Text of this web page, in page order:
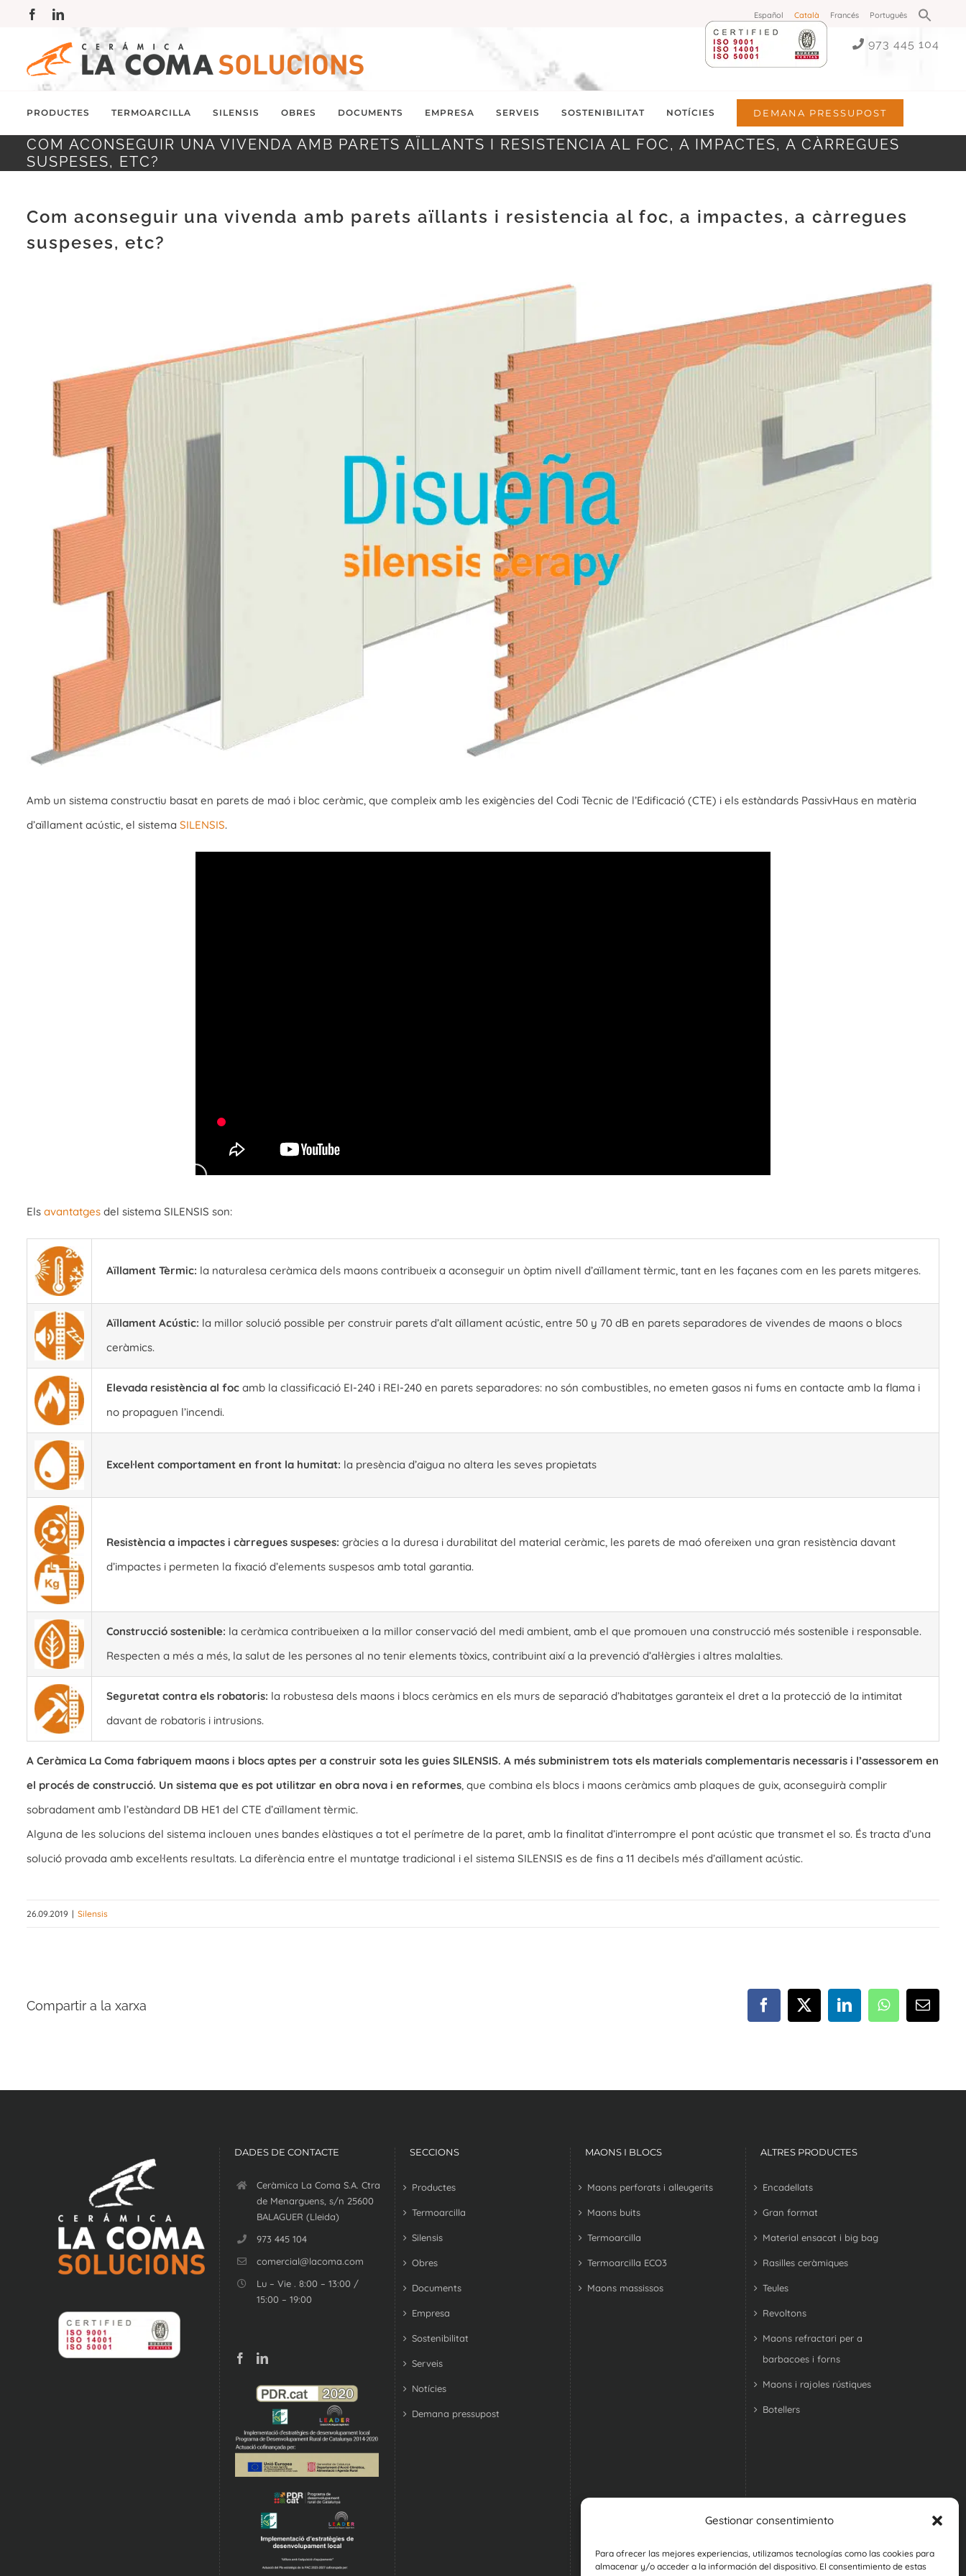
Gestionar consentimiento
Para ofrecer las mejores experiencias, utilizamos tecnologías como las cookies para
almacenar y/o acceder a la información del dispositivo. El consentimiento de estas
content
FacebookLinkedIn Español Català Francés Português
973 445 104
PRODUCTES TERMOARCILLA SILENSIS OBRES DOCUMENTS EMPRESA SERVEIS SOSTENIBILITAT NOTÍCIES DEMANA PRESSUPOST
COM ACONSEGUIR UNA VIVENDA AMB PARETS AÏLLANTS I RESISTENCIA AL FOC, A IMPACTES, A CÀRREGUES
SUSPESES, ETC?
Com aconseguir una vivenda amb parets aïllants i resistencia al foc, a impactes, a càrregues
suspeses, etc?
Amb un sistema constructiu basat en parets de maó i bloc ceràmic, que compleix amb les exigències del Codi Tècnic de l’Edificació (CTE) i els estàndards PassivHaus en matèria
d’aïllament acústic, el sistema SILENSIS.
Els avantatges del sistema SILENSIS son:
Aïllament Tèrmic: la naturalesa ceràmica dels maons contribueix a aconseguir un òptim nivell d’aïllament tèrmic, tant en les façanes com en les parets mitgeres.
Aïllament Acústic: la millor solució possible per construir parets d’alt aïllament acústic, entre 50 y 70 dB en parets separadores de vivendes de maons o blocs
ceràmics.
Elevada resistència al foc amb la classificació EI-240 i REI-240 en parets separadores: no són combustibles, no emeten gasos ni fums en contacte amb la flama i
no propaguen l’incendi.
Excel·lent comportament en front la humitat: la presència d’aigua no altera les seves propietats
Resistència a impactes i càrregues suspeses: gràcies a la duresa i durabilitat del material ceràmic, les parets de maó ofereixen una gran resistència davant
d’impactes i permeten la fixació d’elements suspesos amb total garantia.
Construcció sostenible: la ceràmica contribueixen a la millor conservació del medi ambient, amb el que promouen una construcció més sostenible i responsable.
Respecten a més a més, la salut de les persones al no tenir elements tòxics, contribuint així a la prevenció d’al·lèrgies i altres malalties.
Seguretat contra els robatoris: la robustesa dels maons i blocs ceràmics en els murs de separació d’habitatges garanteix el dret a la protecció de la intimitat
davant de robatoris i intrusions.
A Ceràmica La Coma fabriquem maons i blocs aptes per a construir sota les guies SILENSIS. A més subministrem tots els materials complementaris necessaris i l’assessorem en
el procés de construcció. Un sistema que es pot utilitzar en obra nova i en reformes, que combina els blocs i maons ceràmics amb plaques de guix, aconseguirà complir
sobradament amb l’estàndard DB HE1 del CTE d’aïllament tèrmic.
Alguna de les solucions del sistema inclouen unes bandes elàstiques a tot el perímetre de la paret, amb la finalitat d’interrompre el pont acústic que transmet el so. És tracta d’una
solució provada amb excel·lents resultats. La diferència entre el muntatge tradicional i el sistema SILENSIS es de fins a 11 decibels més d’aïllament acústic.
26.09.2019 | Silensis
Compartir a la xarxa Facebook
X LinkedInWhatsAppEmail
DADES DE CONTACTE
Ceràmica La Coma S.A. Ctra
de Menarguens, s/n 25600
BALAGUER (Lleida)
973 445 104
comercial@lacoma.com
Lu – Vie . 8:00 – 13:00 /
15:00 – 19:00
SECCIONS
Productes
Termoarcilla
Silensis
Obres
Documents
Empresa
Sostenibilitat
Serveis
Notícies
Demana pressupost
MAONS I BLOCS
Maons perforats i alleugerits
Maons buits
Termoarcilla
Termoarcilla ECO3
Maons massissos
ALTRES PRODUCTES
Encadellats
Gran format
Material ensacat i big bag
Rasilles ceràmiques
Teules
Revoltons
Maons refractari per a
barbacoes i forns
Maons i rajoles rústiques
Botellers